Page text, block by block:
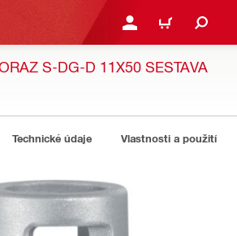
PŘIHLÁSIT NEBO
KOŠÍK
S-DG-D 11X50 SESTAVA
Technické údaje Vlastnosti a použití